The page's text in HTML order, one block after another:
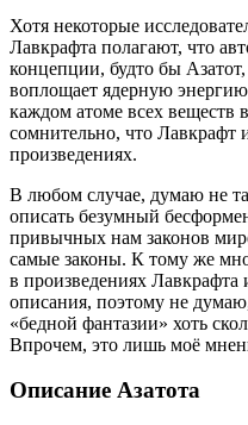
Хотя некоторые
Лавкрафта полагают, что
концепции, будто бы Азатот,
воплощает ядерную
каждом атоме всех веществ
сомнительно, что Лавкрафт
произведениях.
В любом случае, думаю не
описать безумный
привычных нам законов
самые законы. К тому же
в произведениях
описания, поэтому не
«бедной фантазии» хоть
Впрочем, это лишь моё
Описание Азатота